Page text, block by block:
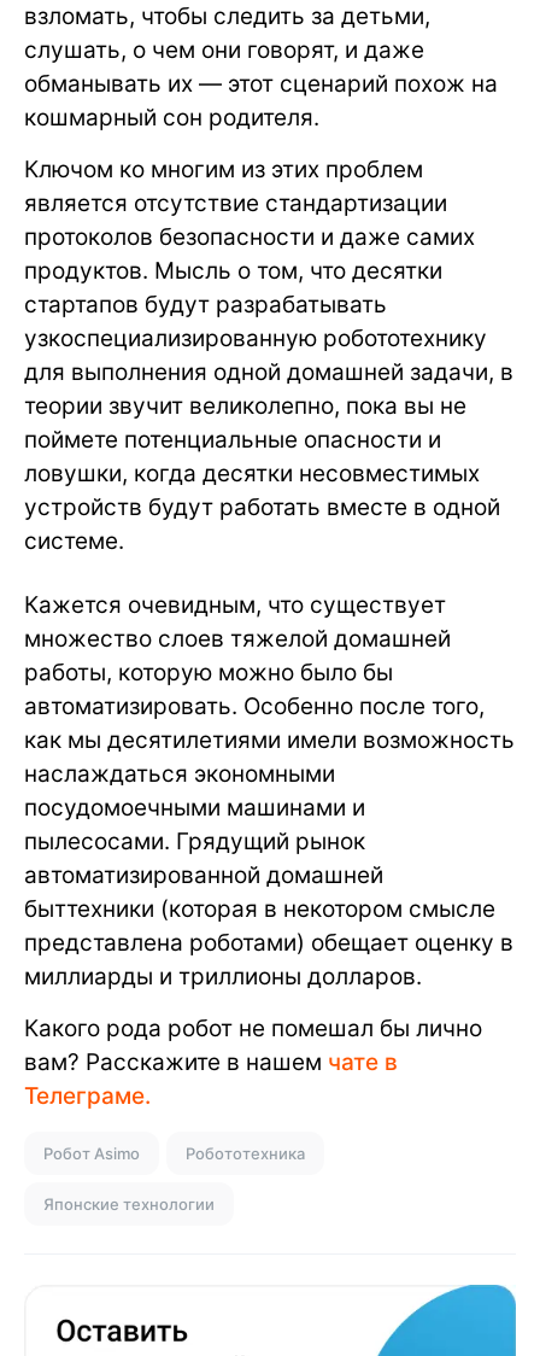
взломать, чтобы следить за детьми,
слушать, о чем они говорят, и даже
обманывать их — этот сценарий похож на
кошмарный сон родителя.
Ключом ко многим из этих проблем
является отсутствие стандартизации
протоколов безопасности и даже самих
продуктов. Мысль о том, что десятки
стартапов будут разрабатывать
узкоспециализированную робототехнику
для выполнения одной домашней задачи, в
теории звучит великолепно, пока вы не
поймете потенциальные опасности и
ловушки, когда десятки несовместимых
устройств будут работать вместе в одной
системе.
Кажется очевидным, что существует
множество слоев тяжелой домашней
работы, которую можно было бы
автоматизировать. Особенно после того,
как мы десятилетиями имели возможность
наслаждаться экономными
посудомоечными машинами и
пылесосами. Грядущий рынок
автоматизированной домашней
быттехники (которая в некотором смысле
представлена роботами) обещает оценку в
миллиарды и триллионы долларов.
Какого рода робот не помешал бы лично
вам? Расскажите в нашем чате в
Телеграме.
Робот Asimo Робототехника
Японские технологии